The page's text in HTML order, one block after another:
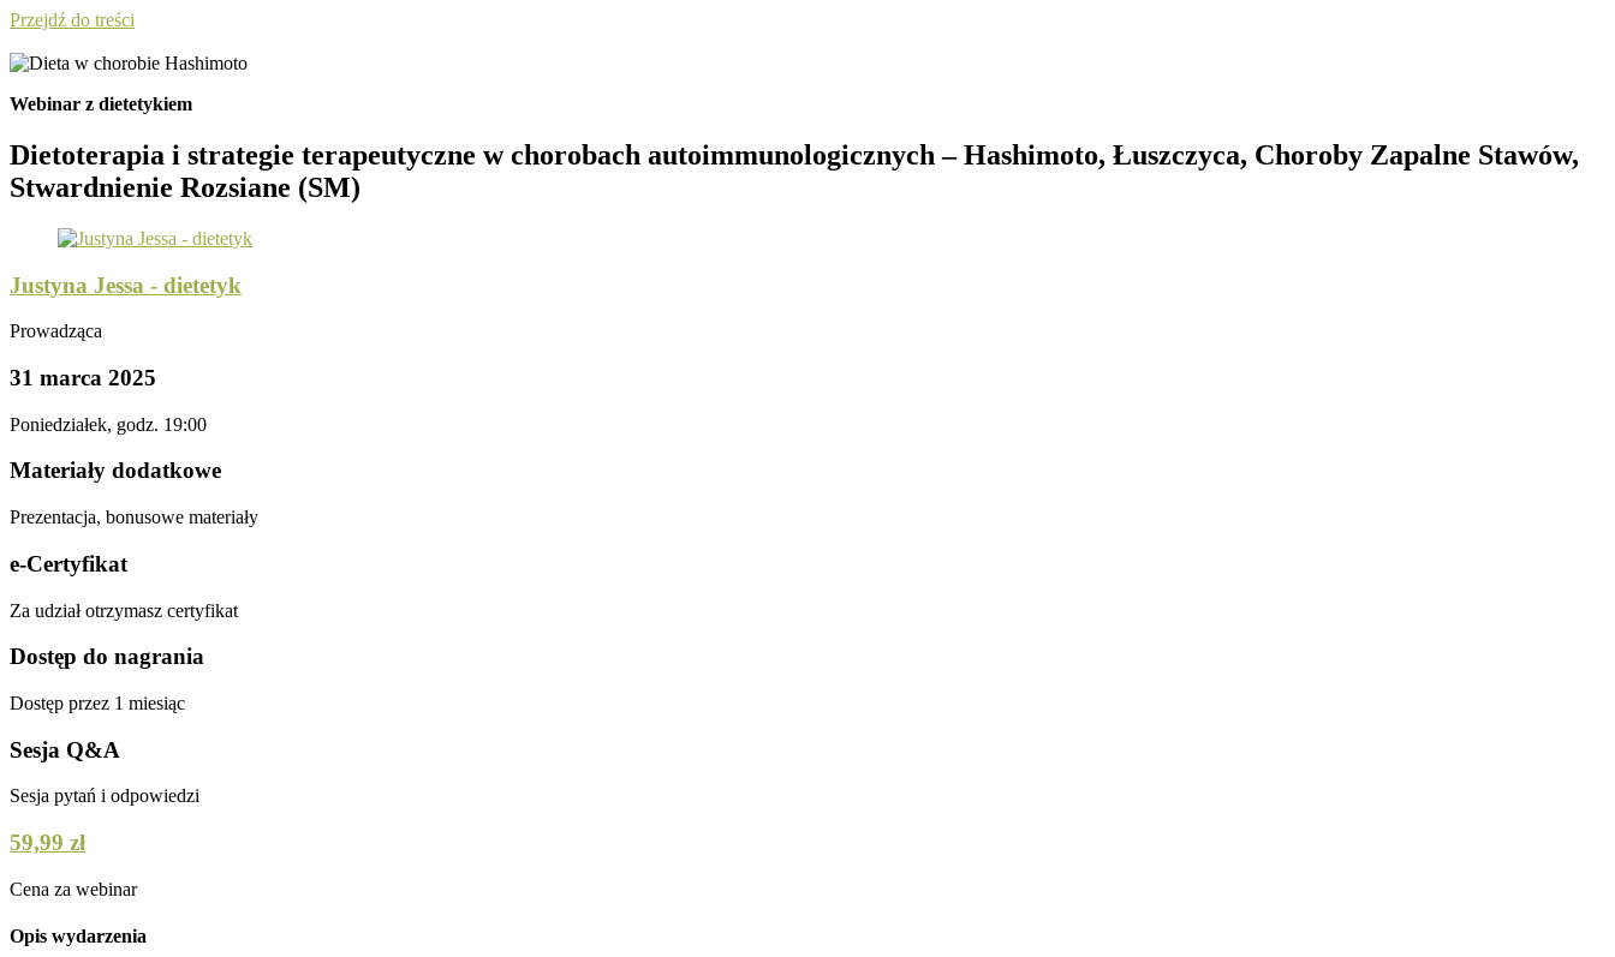
Przejdź do treści
Webinar z dietetykiem
Dietoterapia i strategie terapeutyczne w chorobach autoimmunologicznych – Hashimoto, Łuszczyca, Choroby Zapalne Stawów,
Stwardnienie Rozsiane (SM)
Justyna Jessa - dietetyk
Prowadząca
31 marca 2025
Poniedziałek, godz. 19:00
Materiały dodatkowe
Prezentacja, bonusowe materiały
e-Certyfikat
Za udział otrzymasz certyfikat
Dostęp do nagrania
Dostęp przez 1 miesiąc
Sesja Q&A
Sesja pytań i odpowiedzi
59,99 zł
Cena za webinar
Opis wydarzenia